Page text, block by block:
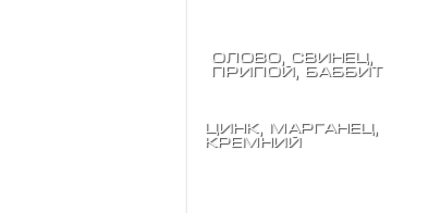
Олово, свинец,
припой, баббит
Цинк, марганец,
кремний